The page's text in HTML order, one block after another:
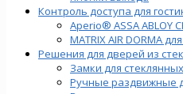
Контроль доступа для
Aperio® ASSA ABLOY
MATRIX AIR DORMA
Решения для дверей из
Замки для
Ручные раздвижные